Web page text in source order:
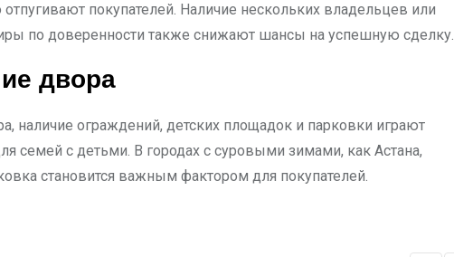
отпугивают покупателей. Наличие нескольких владельцев или
по доверенности также снижают шансы на успешную сделку.
двора
наличие ограждений, детских площадок и парковки играют
семей с детьми. В городах с суровыми зимами, как Астана,
становится важным фактором для покупателей.